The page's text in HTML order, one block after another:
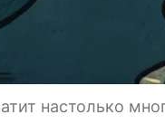
настолько